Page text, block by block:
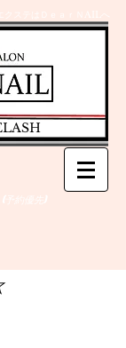
クステはＤｅａｒＮAILへ
約優先)